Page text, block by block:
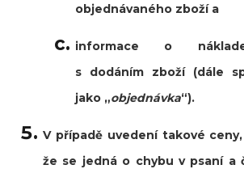
objednávaného zboží a
informace o
s dodáním zboží (dále
jako „objednávka“).
V případě uvedení takové
že se jedná o chybu v psaní a